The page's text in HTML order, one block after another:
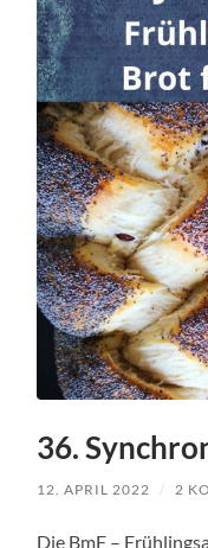
36.
12. APRIL 2022 / 2
Die BmF –